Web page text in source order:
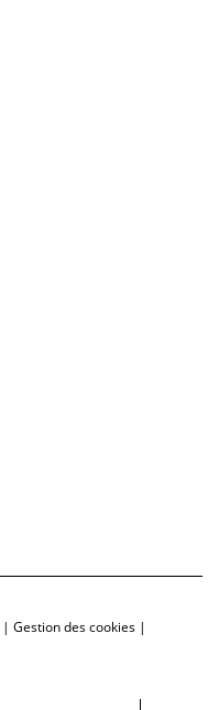
| Gestion des cookies |